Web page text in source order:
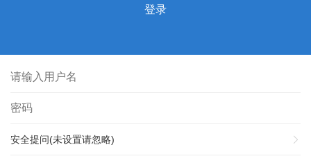
登录
安全提问(未设置请忽略)